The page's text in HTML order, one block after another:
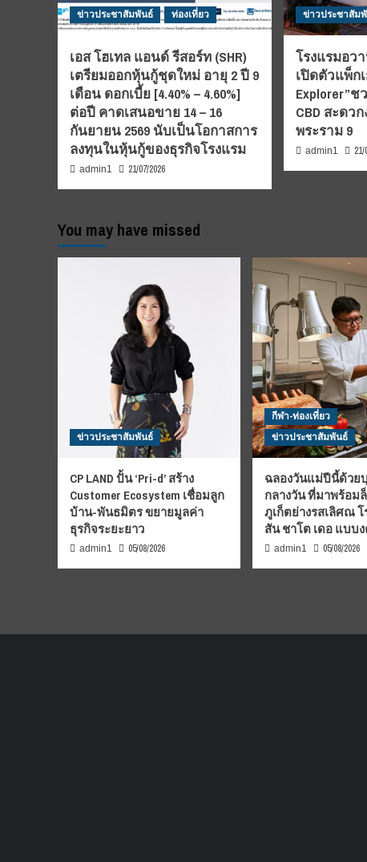
ข่าวประชาสัมพันธ์ ท่องเที่ยว
เอส โฮเทล แอนด์ รีสอร์ท (SHR)
เตรียมออกหุ้นกู้ชุดใหม่ อายุ 2 ปี 9
เดือน ดอกเบี้ย [4.40% – 4.60%]
ต่อปี คาดเสนอขาย 14 – 16
กันยายน 2569 นับเป็นโอกาสการ
ลงทุนในหุ้นกู้ของธุรกิจโรงแรม
admin1 21/07/2026
ข่าวประชาสัม
โรงแรมอว
เปิดตัวแพ็กเ
Explorer”
CBD สะดว
พระราม 9
admin1
You may have missed
ข่าวประชาสัมพันธ์
CP LAND ปั้น ‘Pri-d’ สร้าง
Customer Ecosystem เชื่อมลูก
บ้าน-พันธมิตร ขยายมูลค่า
ธุรกิจระยะยาว
admin1 05/08/2026
กีฬา-ท่องเที่ยว
ข่าวประชาสัมพันธ์
ฉลองวันแม่ปีนี้ด้วย
กลางวัน ที่มาพร้อม
ภูเก็ตย่างรสเลิศณ โ
สัน ชาโต เดอ แบบ
admin1 05/08/2026